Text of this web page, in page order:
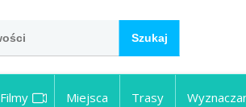
Filmy Miejsca Trasy